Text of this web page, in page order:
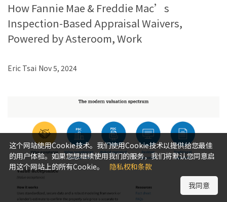
How Fannie Mae & Freddie Mac’s
Inspection-Based Appraisal Waivers,
Powered by Asteroom, Work
Eric Tsai Nov 5, 2024
这个网站使用Cookie技术。我们使用Cookie技术以提供给您最佳
的用户体验。如果您想继续使用我们的服务，我们将默认您同意启
用这个网站上的所有Cookie。
隐私权和条款
我同意